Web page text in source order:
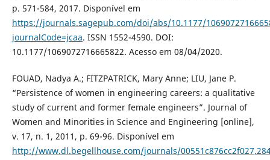
p. 571-584, 2017. Disponível em
https://journals.sagepub.com/doi/abs/10.1177/
journalCode=jcaa. ISSN 1552-4590. DOI:
10.1177/1069072716665822. Acesso em 08/04/2020.
FOUAD, Nadya A.; FITZPATRICK, Mary Anne; LIU, Jane P.
“Persistence of women in engineering careers: a qualitative
study of current and former female engineers”. Journal of
Women and Minorities in Science and Engineering [online],
v. 17, n. 1, 2011, p. 69-96. Disponível em
http://www.dl.begellhouse.com/journals/